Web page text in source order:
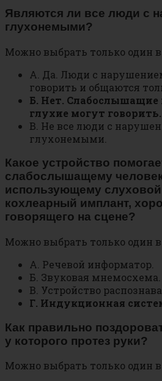
Являются ли все люди с
глухонемыми?
Можно выбрать только один
А. Да. Люди с
говорить и общаются
Б. Нет. Слабослышащие
глухие могут говорить.
В. Не все люди с
глухонемыми.
Какое устройство
слабослышащему
использующему слуховой
кохлеарный имплант,
говорящего на сцене?
Можно выбрать только один
А. Речевой информатор.
Б. Звуковая мнемосхема.
В. Устройство
Г. Индукционная
Как правильно
у которого протез руки?
Можно выбрать только один